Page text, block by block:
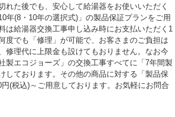
れた後でも、安心して給湯器をお使いいただく
年(8・10年の選択式)」の製品保証プランをご用
は給湯器交換工事申し込み時にお支払いただく1
度でも「修理」が可能で、お客さまのご負担は
修理代に上限金も設けてもおりません。なお今
製エコジョーズ」の交換工事すべてに「7年間製
しております。その他の商品に対する「製品保
(税込)～ご用意しております。お気軽にお問合